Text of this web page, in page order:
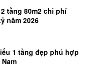
tầng 80m2 chi phí
năm 2026
1 tầng đẹp phú hợp